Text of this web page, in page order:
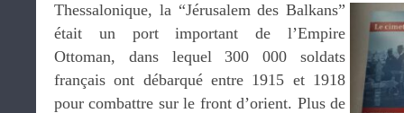
Thessalonique, la “Jérusalem des Balkans”
était un port important de l’Empire
Ottoman, dans lequel 300 000 soldats
français ont débarqué entre 1915 et 1918
pour combattre sur le front d’orient. Plus de